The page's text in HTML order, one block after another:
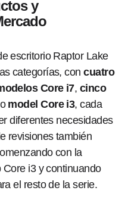
y
escritorio Raptor Lake
categorías, concuatro
Core i7, cinco
model Core i3, cada
diferentes necesidades
revisiones también
con la
i3 y continuando
el resto de la serie.